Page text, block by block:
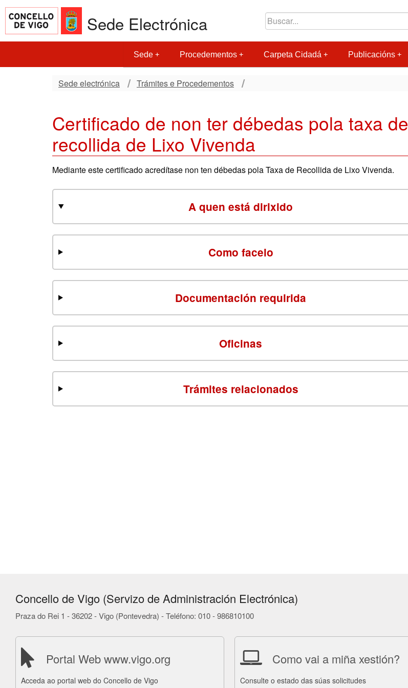
Sede Electrónica
Sede Procedementos Carpeta Cidadá Publicacións
Sede electrónica Trámites e Procedementos
Certificado de non ter débedas pola taxa de
recollida de Lixo Vivenda
Mediante este certificado acredítase non ten débedas pola Taxa de Recollida de Lixo Vivenda.
A quen está dirixido
Como facelo
Documentación requirida
Oficinas
Trámites relacionados
Concello de Vigo (Servizo de Administración Electrónica)
Praza do Rei 1 - 36202 - Vigo (Pontevedra) - Teléfono: 010 - 986810100
Portal Web www.vigo.org
Acceda ao portal web do Concello de Vigo
Como vai a miña xestión?
Consulte o estado das súas solicitudes